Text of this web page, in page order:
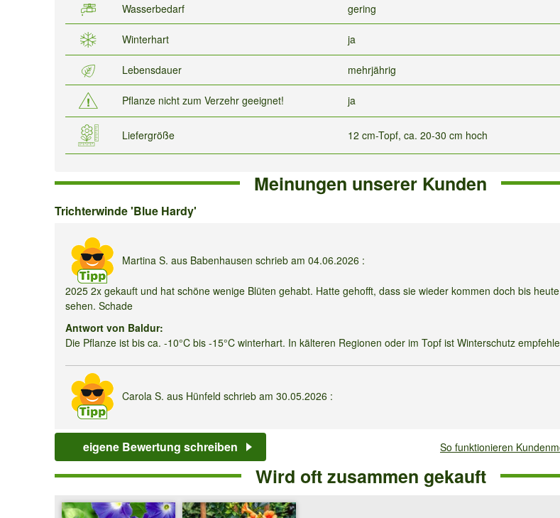
Wasserbedarf gering
Winterhart ja
Lebensdauer mehrjährig
Pflanze nicht zum Verzehr geeignet! ja
Liefergröße 12 cm-Topf, ca. 20-30 cm hoch
Meinungen unserer Kunden
Trichterwinde
Hardy'
Trichterwinde 'Blue Hardy'
Martina S. aus Babenhausen schrieb am 04.06.2026 :
2025 2x gekauft und hat schöne wenige Blüten gehabt. Hatte gehofft, dass sie wieder kommen doch bis
sehen. Schade
Antwort von Baldur:
Die Pflanze ist bis ca. -10°C bis -15°C winterhart. In kälteren Regionen oder im Topf ist Winterschutz
Carola S. aus Hünfeld schrieb am 30.05.2026 :
wunderschön, aber nach dem Winter ist leider trotz Winterschutz nichts mehr von der Pracht vorhanden.
Antwort von Baldur:
Die Pflanze ist bis ca. -10 bis -15 °C winterhart. Empfehlenswert sind ein geschützter Standort und ein guter
eigene Bewertung schreiben So funktionieren
Wird oft zusammen gekauft